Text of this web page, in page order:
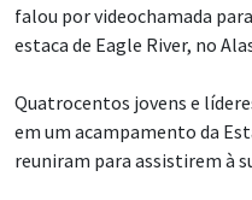
falou por videochamada
estaca de Eagle River, no
Quatrocentos jovens e
em um acampamento da
reuniram para assistirem à